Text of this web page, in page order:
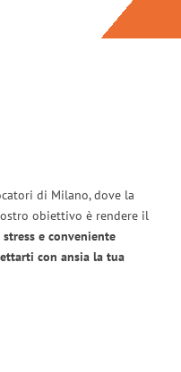
di Milano, dove la
obiettivo è rendere il
e conveniente
con ansia la tua